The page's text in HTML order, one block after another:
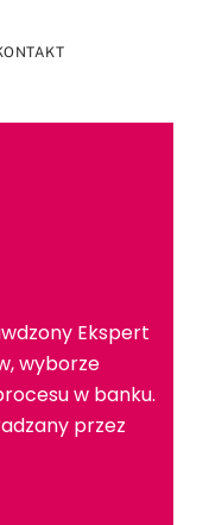
Ekspert
wyborze
w banku.
przez